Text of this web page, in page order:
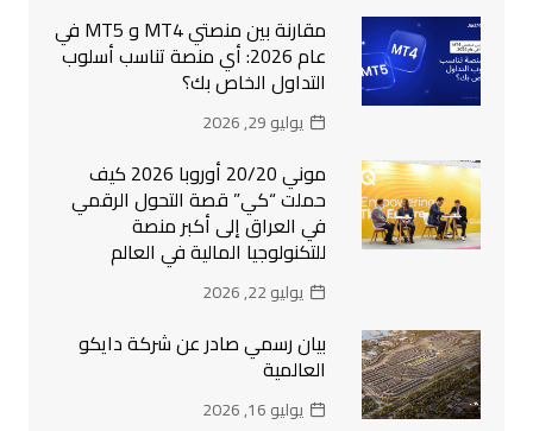
مقارنة بين منصتي MT4 و MT5 في
عام 2026: أي منصة تناسب أسلوب
التداول الخاص بك؟
يوليو 29, 2026
موني 20/20 أوروبا 2026 كيف
حملت “كي” قصة التحول الرقمي
في العراق إلى أكبر منصة
للتكنولوجيا المالية في العالم
يوليو 22, 2026
بيان رسمي صادر عن شركة دايكو
العالمية
يوليو 16, 2026